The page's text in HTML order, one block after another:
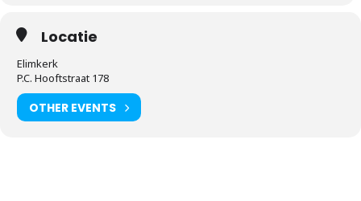
Locatie
Elimkerk
P.C. Hooftstraat 178
OTHER EVENTS